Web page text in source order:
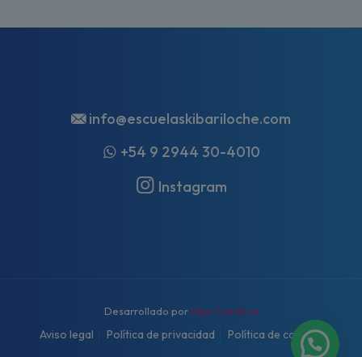
info@escuelaskibariloche.com
+54 9 2944 30-4010
Instagram
Desarrollado por Alpe Creativa
Aviso legal Política de privacidad Política de cookies